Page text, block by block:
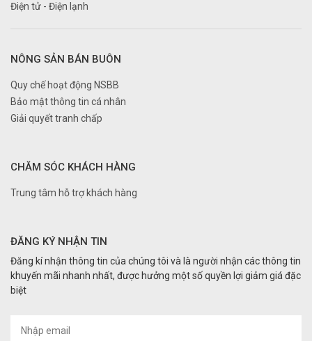
Điện tử - Điện lạnh
NÔNG SẢN BÁN BUÔN
Quy chế hoạt động NSBB
Bảo mật thông tin cá nhân
Giải quyết tranh chấp
CHĂM SÓC KHÁCH HÀNG
Trung tâm hỗ trợ khách hàng
ĐĂNG KÝ NHẬN TIN
Đăng kí nhận thông tin của chúng tôi và là người nhận các thông tin
khuyến mãi nhanh nhất, được hưởng một số quyền lợi giảm giá đặc
biệt